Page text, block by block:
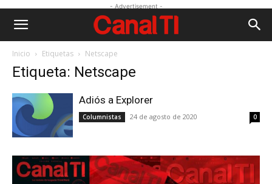
- Advertisement -
Inicio Etiquetas Netscape
Etiqueta: Netscape
Adiós a Explorer
Columnistas 24 de agosto de 2020 0